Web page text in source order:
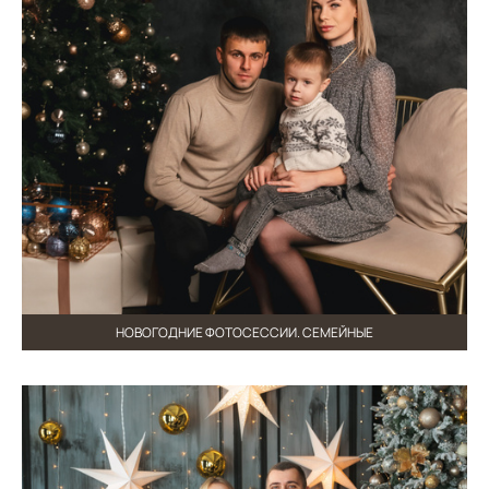
НОВОГОДНИЕ ФОТОСЕССИИ. СЕМЕЙНЫЕ